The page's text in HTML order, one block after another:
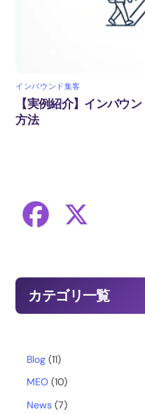
インバウンド集客
【実例紹介】インバウ
方法
b
o
カテゴリ一覧
Blog (11)
MEO (10)
News (7)